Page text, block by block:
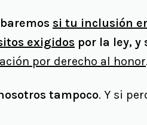
si tu inclusión
exigidos por la ley, y
por derecho al honor.
tampoco. Y si